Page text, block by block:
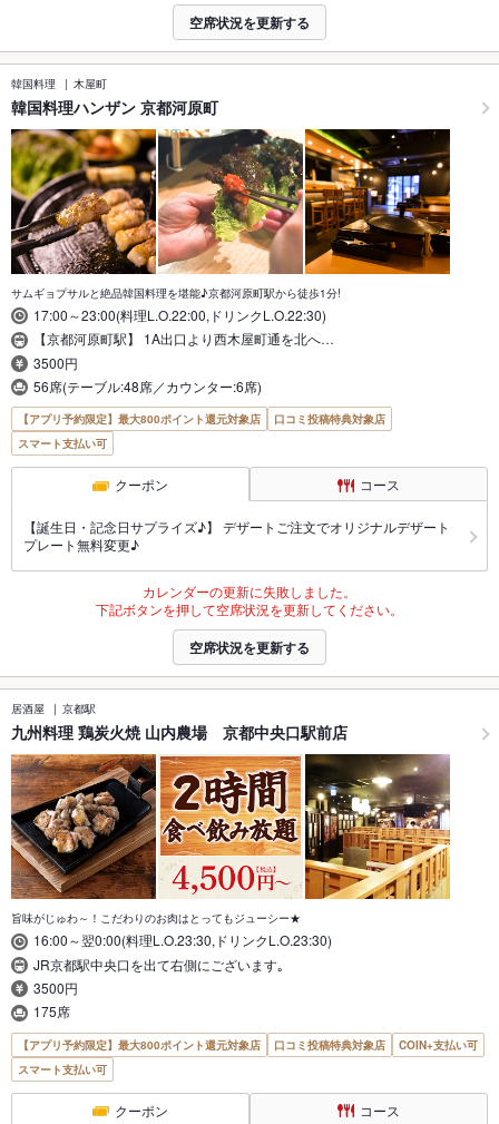
空席状況を更新する
韓国料理 木屋町
韓国料理ハンザン 京都河原町
サムギョプサルと絶品韓国料理を堪能♪京都河原町駅から徒歩1分!
17:00～23:00(料理L.O.22:00,ドリンクL.O.22:30)
【京都河原町駅】 1A出口より西木屋町通を北へ…
3500円
56席(テーブル:48席／カウンター:6席)
【アプリ予約限定】最大800ポイント還元対象店
口コミ投稿特典対象店
スマート支払い可
クーポン コース
【誕生日・記念日サプライズ♪】 デザートご注文でオリジナルデザート
プレート無料変更♪
カレンダーの更新に失敗しました。
下記ボタンを押して空席状況を更新してください。
空席状況を更新する
居酒屋 京都駅
九州料理 鶏炭火焼 山内農場 京都中央口駅前店
旨味がじゅわ～！こだわりのお肉はとってもジューシー★
16:00～翌0:00(料理L.O.23:30,ドリンクL.O.23:30)
JR京都駅中央口を出て右側にございます｡
3500円
175席
【アプリ予約限定】最大800ポイント還元対象店 口コミ投稿特典対象店
COIN+支払い可
スマート支払い可
クーポン コース